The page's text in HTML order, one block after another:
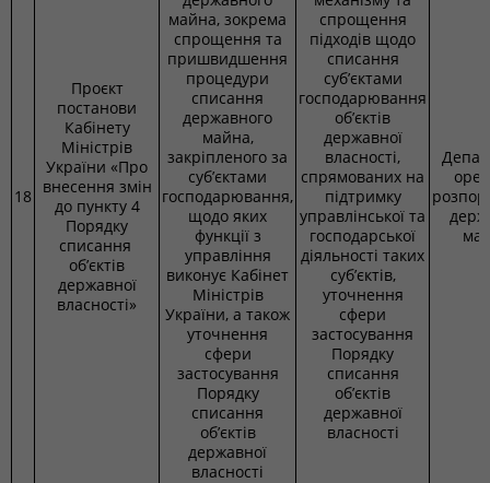
18
Проєкт
постанови
Кабінету
Міністрів
України «Про
внесення змін
до пункту 4
Порядку
списання
об’єктів
державної
власності»
майна, зокрема
спрощення та
пришвидшення
процедури
списання
державного
майна,
закріпленого за
суб’єктами
господарювання,
щодо яких
функції з
управління
виконує Кабінет
Міністрів
України, а також
уточнення
сфери
застосування
Порядку
списання
об’єктів
державної
власності
спрощення
підходів щодо
списання
суб’єктами
господарювання
об’єктів
державної
власності,
спрямованих на
підтримку
управлінської та
господарської
діяльності таких
суб’єктів,
уточнення
сфери
застосування
Порядку
списання
об’єктів
державної
власності